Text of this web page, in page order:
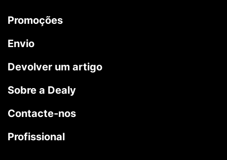
Promoções
Envio
Devolver um artigo
Sobre a Dealy
Contacte-nos
Profissional